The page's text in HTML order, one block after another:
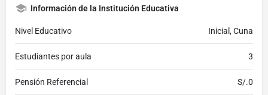
Información de la Institución Educativa
Nivel Educativo Inicial, Cuna
Estudiantes por aula 3
Pensión Referencial S/.0